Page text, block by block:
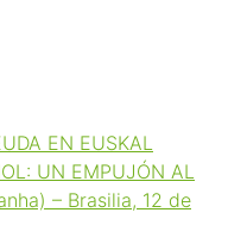
EN EUSKAL
UN EMPUJÓN AL
– Brasilia, 12 de